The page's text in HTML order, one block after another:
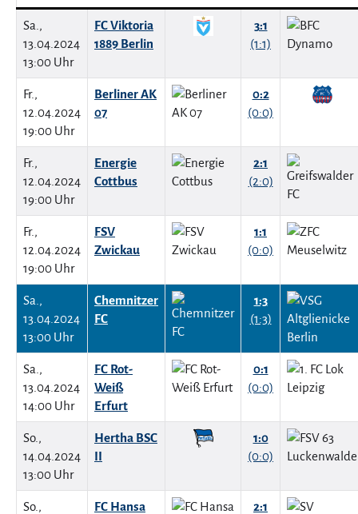
Sa.,
13.04.2024
13:00 Uhr
FC Viktoria
1889 Berlin
3:1
(1:1)
Fr.,
12.04.2024
19:00 Uhr
Berliner AK
07
0:2
(0:0)
Fr.,
12.04.2024
19:00 Uhr
Energie
Cottbus
2:1
(2:0)
Fr.,
12.04.2024
19:00 Uhr
FSV
Zwickau
1:1
(0:0)
Sa.,
13.04.2024
13:00 Uhr
Chemnitzer
FC
1:3
(1:3)
Sa.,
13.04.2024
14:00 Uhr
FC Rot-
Weiß
Erfurt
0:1
(0:0)
So.,
14.04.2024
13:00 Uhr
Hertha BSC
II
1:0
(0:0)
So.,
FC Hansa
2:1